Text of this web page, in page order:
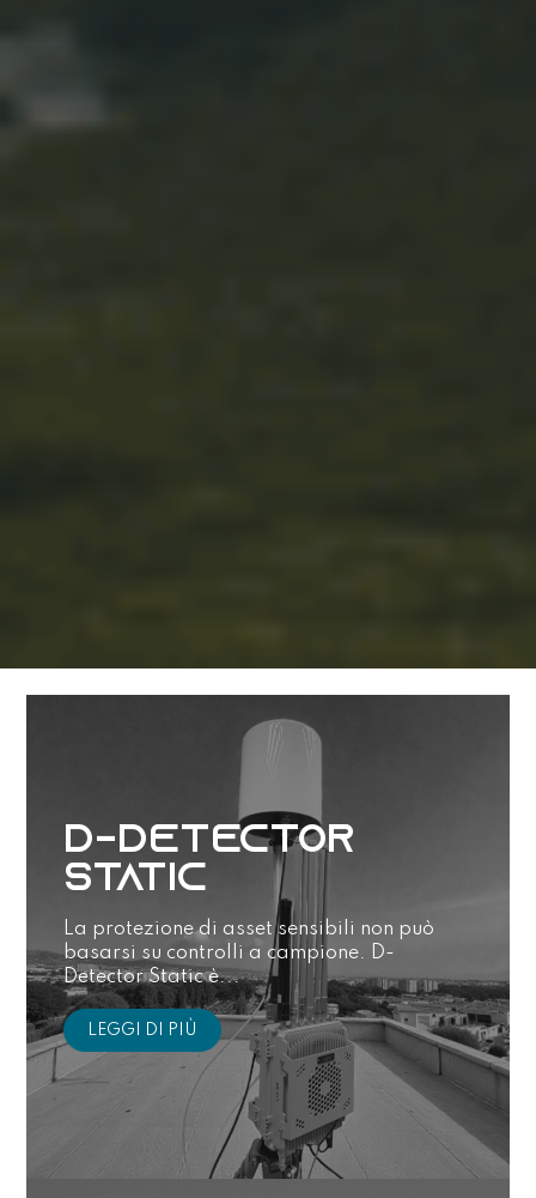
D-Detector
Static
La protezione di asset sensibili non può
basarsi su controlli a campione. D-
Detector Static è...
LEGGI DI PIÙ